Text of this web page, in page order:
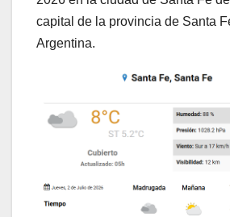
capital de la provincia de Santa
Argentina.